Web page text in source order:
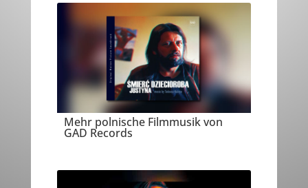
Mehr polnische Filmmusik von
GAD Records